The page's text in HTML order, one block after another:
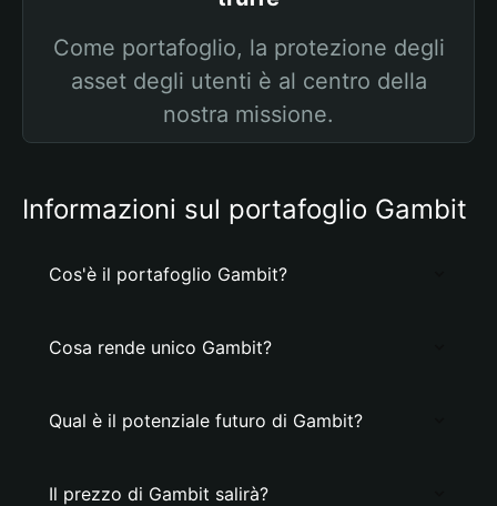
Come portafoglio, la protezione degli
asset degli utenti è al centro della
nostra missione.
Informazioni sul portafoglio Gambit
Cos'è il portafoglio Gambit?
Cosa rende unico Gambit?
Qual è il potenziale futuro di Gambit?
Il prezzo di Gambit salirà?